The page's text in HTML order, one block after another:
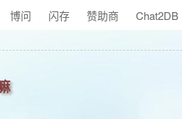
博问 闪存 赞助商 Chat2DB